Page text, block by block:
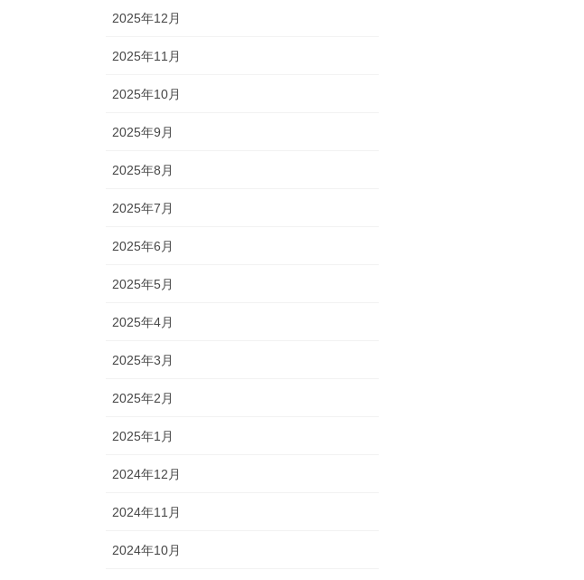
2025年12月
2025年11月
2025年10月
2025年9月
2025年8月
2025年7月
2025年6月
2025年5月
2025年4月
2025年3月
2025年2月
2025年1月
2024年12月
2024年11月
2024年10月